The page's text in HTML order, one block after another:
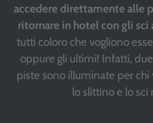
accedere direttamente alle
ritornare in hotel con gli sci
tutti coloro che vogliono
oppure gli ultimi! Infatti,
piste sono illuminate per
lo slittino e lo sci